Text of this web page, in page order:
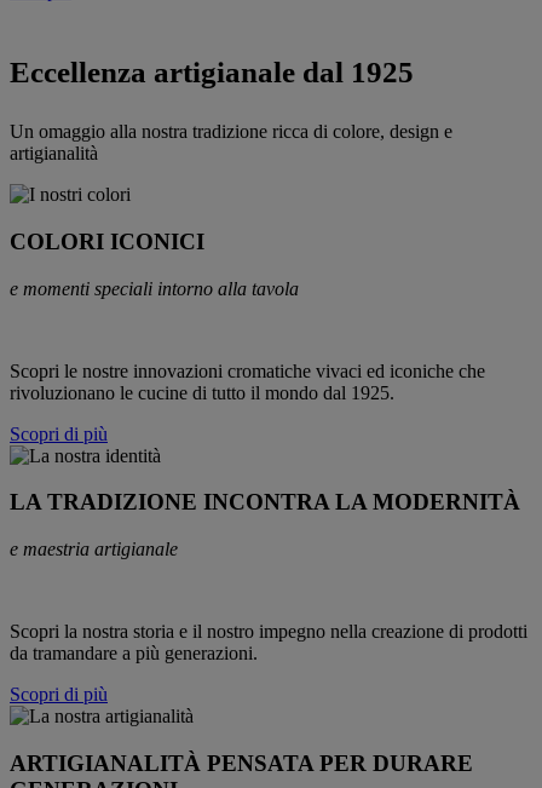
Eccellenza artigianale dal 1925
Un omaggio alla nostra tradizione ricca di colore, design e
artigianalità
COLORI ICONICI
e momenti speciali intorno alla tavola
Scopri le nostre innovazioni cromatiche vivaci ed iconiche che
rivoluzionano le cucine di tutto il mondo dal 1925.
Scopri di più
LA TRADIZIONE INCONTRA LA MODERNITÀ
e maestria artigianale
Scopri la nostra storia e il nostro impegno nella creazione di prodotti
da tramandare a più generazioni.
Scopri di più
ARTIGIANALITÀ PENSATA PER DURARE